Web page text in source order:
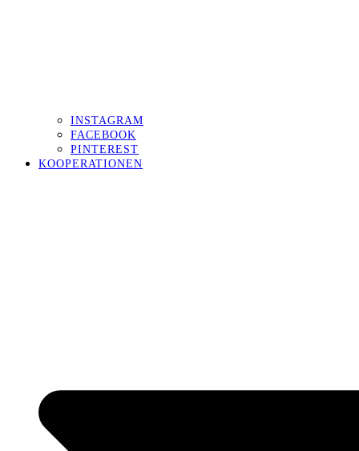
INSTAGRAM
FACEBOOK
PINTEREST
KOOPERATIONEN